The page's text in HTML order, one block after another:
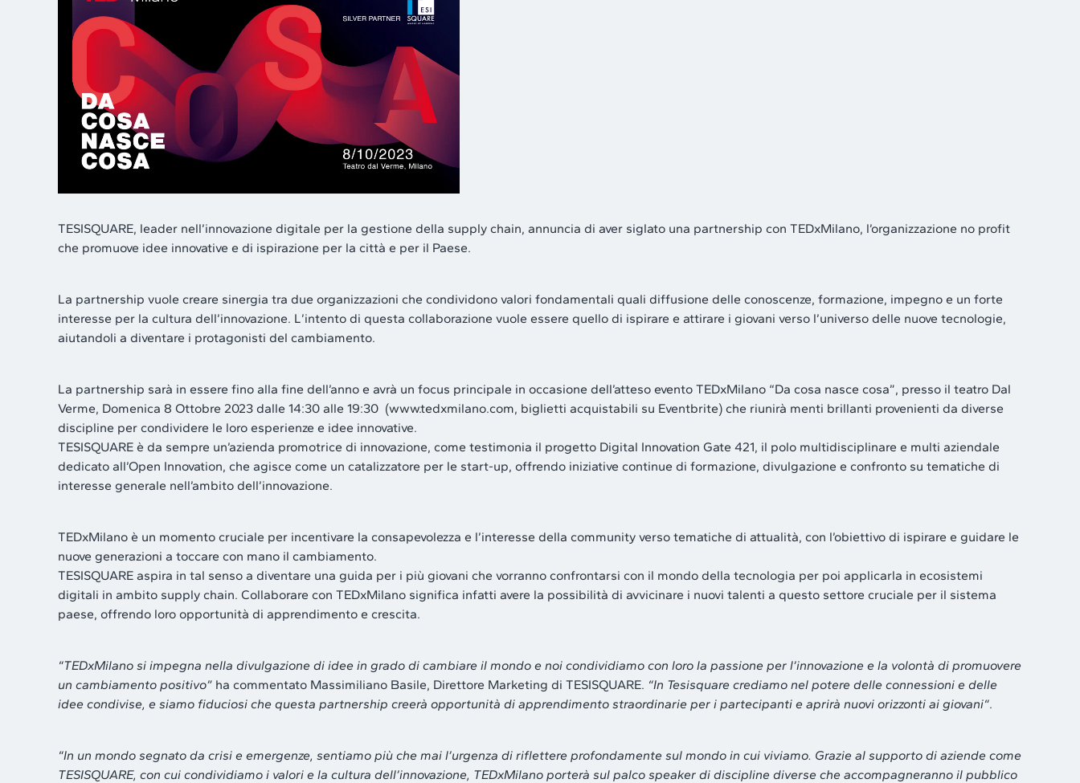
TESISQUARE, leader nell’innovazione digitale per la gestione della supply chain, annuncia di aver siglato una partnership con TEDxMilano, l’organizzazione no profit
che promuove idee innovative e di ispirazione per la città e per il Paese.
La partnership vuole creare sinergia tra due organizzazioni che condividono valori fondamentali quali diffusione delle conoscenze, formazione, impegno e un forte
interesse per la cultura dell’innovazione. L’intento di questa collaborazione vuole essere quello di ispirare e attirare i giovani verso l’universo delle nuove tecnologie,
aiutandoli a diventare i protagonisti del cambiamento.
La partnership sarà in essere fino alla fine dell’anno e avrà un focus principale in occasione dell’atteso evento TEDxMilano “Da cosa nasce cosa”, presso il teatro Dal
Verme, Domenica 8 Ottobre 2023 dalle 14:30 alle 19:30 (www.tedxmilano.com, biglietti acquistabili su Eventbrite) che riunirà menti brillanti provenienti da diverse
discipline per condividere le loro esperienze e idee innovative.
TESISQUARE è da sempre un’azienda promotrice di innovazione, come testimonia il progetto Digital Innovation Gate 421, il polo multidisciplinare e multi aziendale
dedicato all’Open Innovation, che agisce come un catalizzatore per le start-up, offrendo iniziative continue di formazione, divulgazione e confronto su tematiche di
interesse generale nell’ambito dell’innovazione.
TEDxMilano è un momento cruciale per incentivare la consapevolezza e l’interesse della community verso tematiche di attualità, con l’obiettivo di ispirare e guidare le
nuove generazioni a toccare con mano il cambiamento.
TESISQUARE aspira in tal senso a diventare una guida per i più giovani che vorranno confrontarsi con il mondo della tecnologia per poi applicarla in ecosistemi
digitali in ambito supply chain. Collaborare con TEDxMilano significa infatti avere la possibilità di avvicinare i nuovi talenti a questo settore cruciale per il sistema
paese, offrendo loro opportunità di apprendimento e crescita.
“TEDxMilano si impegna nella divulgazione di idee in grado di cambiare il mondo e noi condividiamo con loro la passione per l’innovazione e la volontà di promuovere
un cambiamento positivo” ha commentato Massimiliano Basile, Direttore Marketing di TESISQUARE. “In Tesisquare crediamo nel potere delle connessioni e delle
idee condivise, e siamo fiduciosi che questa partnership creerà opportunità di apprendimento straordinarie per i partecipanti e aprirà nuovi orizzonti ai giovani“.
“In un mondo segnato da crisi e emergenze, sentiamo più che mai l’urgenza di riflettere profondamente sul mondo in cui viviamo. Grazie al supporto di aziende come
TESISQUARE, con cui condividiamo i valori e la cultura dell’innovazione, TEDxMilano porterà sul palco speaker di discipline diverse che accompagneranno il pubblico